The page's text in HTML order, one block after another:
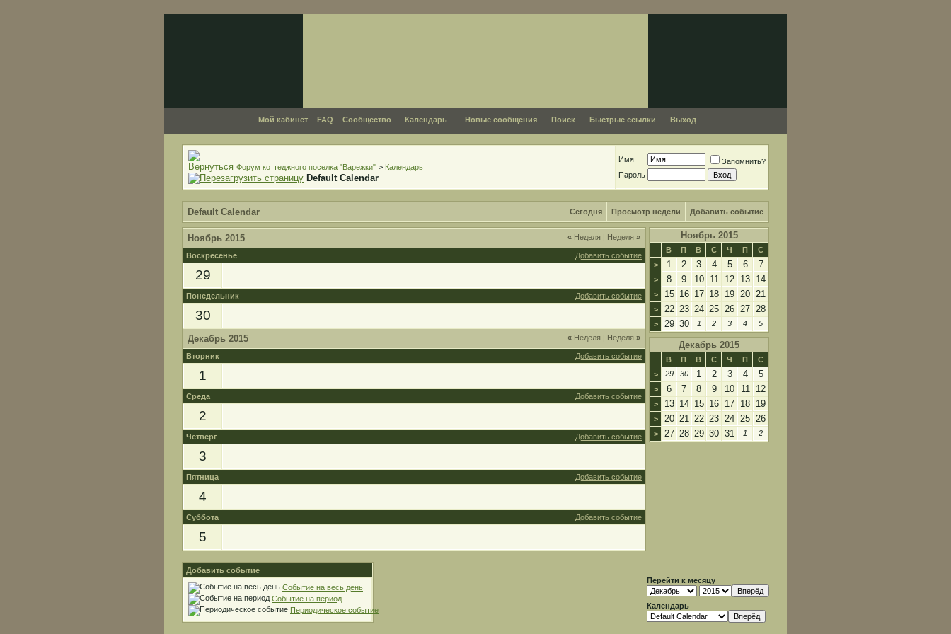
Мой кабинет FAQ Сообщество Календарь Новые сообщения Поиск Быстрые ссылки Выход
Форум коттеджного поселка "Варежки" > Календарь
Default Calendar
Имя
Запомнить?
Пароль
Default Calendar Сегодня Просмотр недели Добавить событие
« Неделя | Неделя »
Ноябрь 2015
Добавить событие
Воскресенье
29
Добавить событие
Понедельник
30
« Неделя | Неделя »
Декабрь 2015
Добавить событие
Вторник
1
Добавить событие
Среда
2
Добавить событие
Четверг
3
Добавить событие
Пятница
4
Добавить событие
Суббота
5
Ноябрь 2015
В П В С Ч П
С
>
1 2 3 4 5 6 7
> 8 9 10 11 12 13 14
> 15 16 17 18 19 20 21
> 22 23 24 25 26 27 28
> 29 30 1 2 3 4 5
Декабрь 2015
В П В С Ч П
С
>
29 30 1 2 3 4 5
> 6 7 8 9 10 11 12
> 13 14 15 16 17 18 19
> 20 21 22 23 24 25 26
> 27 28 29 30 31 1 2
Добавить событие
Событие на весь день
Событие на период
Периодическое событие
Перейти к месяцу
Календарь